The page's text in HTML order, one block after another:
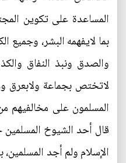
المساعدة على تكوين
بما لايفهمه البشر، وجميع
والصدق ونبذ النفاق
لاتختص بجماعة ولابعرق
المسلمون على مخالفيهم
قال أحد الشيوخ المسلمين
الإسلام ولم أجد